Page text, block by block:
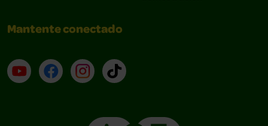
Mantente conectado
YouTube (en inglés)
Facebook (en inglés)
Instagram (en inglés)
TikTok